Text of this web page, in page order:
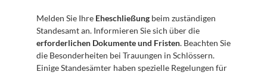
Melden Sie Ihre Eheschließung beim zuständigen
erforderlichen Dokumente und Fristen. Beachten Sie
die Besonderheiten bei Trauungen in Schlössern.
Einige Standesämter haben spezielle Regelungen für